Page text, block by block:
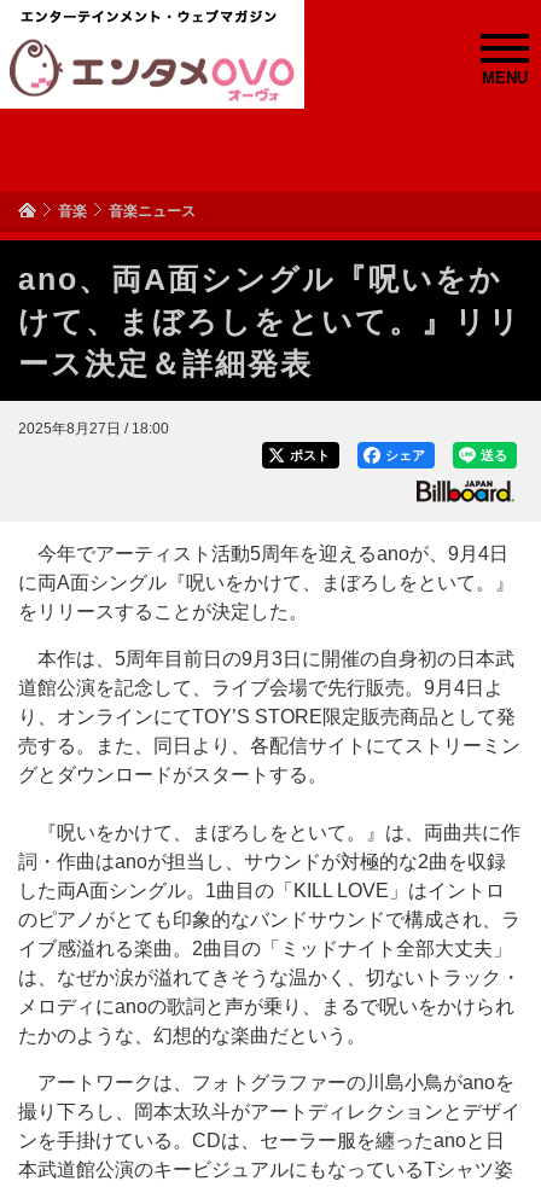
MENU
音楽 音楽ニュース
ano、両A面シングル『呪いをか
けて、まぼろしをといて。』リリ
ース決定＆詳細発表
2025年8月27日 / 18:00
送る
シェア
ポスト
今年でアーティスト活動5周年を迎えるanoが、9月4日
に両A面シングル『呪いをかけて、まぼろしをといて。』
をリリースすることが決定した。
本作は、5周年目前日の9月3日に開催の自身初の日本武
道館公演を記念して、ライブ会場で先行販売。9月4日よ
り、オンラインにてTOY’S STORE限定販売商品として発
売する。また、同日より、各配信サイトにてストリーミン
グとダウンロードがスタートする。
『呪いをかけて、まぼろしをといて。』は、両曲共に作
詞・作曲はanoが担当し、サウンドが対極的な2曲を収録
した両A面シングル。1曲目の「KILL LOVE」はイントロ
のピアノがとても印象的なバンドサウンドで構成され、ラ
イブ感溢れる楽曲。2曲目の「ミッドナイト全部大丈夫」
は、なぜか涙が溢れてきそうな温かく、切ないトラック・
メロディにanoの歌詞と声が乗り、まるで呪いをかけられ
たかのような、幻想的な楽曲だという。
アートワークは、フォトグラファーの川島小鳥がanoを
撮り下ろし、岡本太玖斗がアートディレクションとデザイ
ンを手掛けている。CDは、セーラー服を纏ったanoと日
本武道館公演のキービジュアルにもなっているTシャツ姿